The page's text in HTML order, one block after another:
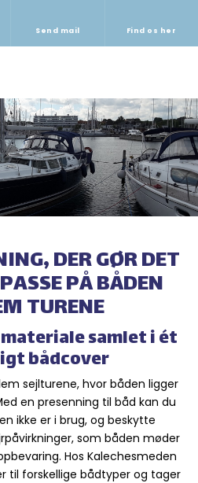
Send mail Find os her
DER GØR DET
PÅ BÅDEN
TURENE
samlet i ét
bådcover
sejlturene, hvor båden ligger
en presenning til båd kan du
ikke er i brug, og beskytte
som båden møder
Hos Kalechesmeden
til forskellige bådtyper og tager